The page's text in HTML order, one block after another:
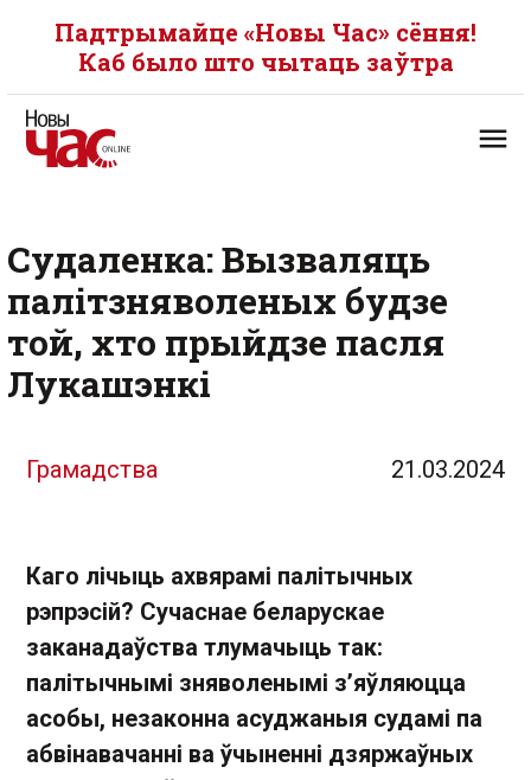
Падтрымайце «Новы Час» сёння!
Каб было што чытаць заўтра
Судаленка: Вызваляць
палітзняволеных будзе
той, хто прыйдзе пасля
Лукашэнкі
Грамадства 21.03.2024
Каго лічыць ахвярамі палітычных
рэпрэсій? Сучаснае беларускае
заканадаўства тлумачыць так:
палітычнымі зняволенымі з’яўляюцца
асобы, незаконна асуджаныя судамі па
абвінавачанні ва ўчыненні дзяржаўных